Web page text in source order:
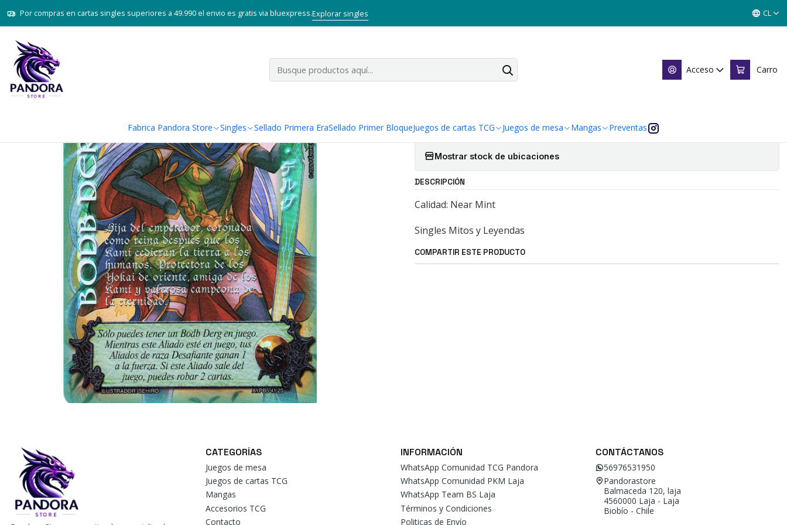
Acceso Carro
Fabrica Pandora Store Singles Sellado Primera EraSellado Primer BloqueJuegos de cartas TCG Juegos de mesa Mangas Preventas
Por compras en cartas singles superiores a 49.990 el envio es gratis via bluexpress.Explorar singles CL
Inicio Juegos de cartas TCG Mitos y Leyendas TCG
BODB BERG - SHOGUN 5
Agregar a la lista de favoritos
Mostrar stock de ubicaciones
DESCRIPCIÓN
Calidad: Near Mint
Singles Mitos y Leyendas
COMPARTIR ESTE PRODUCTO
CATEGORÍAS
Juegos de mesa
Juegos de cartas TCG
Mangas
Accesorios TCG
Contacto
INFORMACIÓN
WhatsApp Comunidad TCG Pandora
WhatsApp Comunidad PKM Laja
WhatsApp Team BS Laja
Términos y Condiciones
Politicas de Envío
CONTÁCTANOS
56976531950
Pandorastore
Balmaceda 120, laja
4560000 Laja - Laja
Biobío - Chile